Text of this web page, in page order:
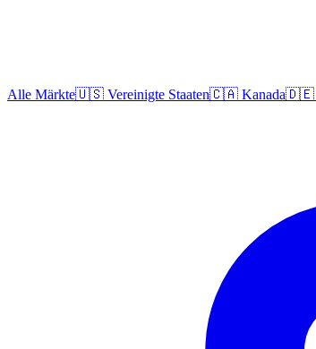
Alle Märkte🇺🇸 Vereinigte Staaten🇨🇦 Kanada🇩🇪